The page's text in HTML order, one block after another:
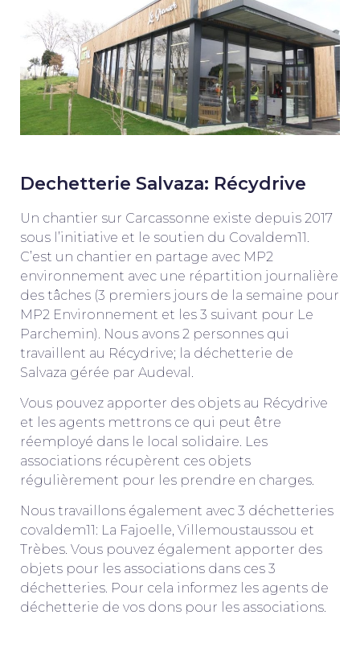
Dechetterie Salvaza: Récydrive
Un chantier sur Carcassonne existe depuis 2017
sous l’initiative et le soutien du Covaldem11.
C’est un chantier en partage avec MP2
environnement avec une répartition journalière
des tâches (3 premiers jours de la semaine pour
MP2 Environnement et les 3 suivant pour Le
Parchemin). Nous avons 2 personnes qui
travaillent au Récydrive; la déchetterie de
Salvaza gérée par Audeval.
Vous pouvez apporter des objets au Récydrive
et les agents mettrons ce qui peut être
réemployé dans le local solidaire. Les
associations récupèrent ces objets
régulièrement pour les prendre en charges.
Nous travaillons également avec 3 déchetteries
covaldem11: La Fajoelle, Villemoustaussou et
Trèbes. Vous pouvez également apporter des
objets pour les associations dans ces 3
déchetteries. Pour cela informez les agents de
déchetterie de vos dons pour les associations.